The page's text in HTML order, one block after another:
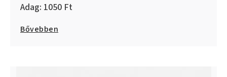
1050
Bővebben